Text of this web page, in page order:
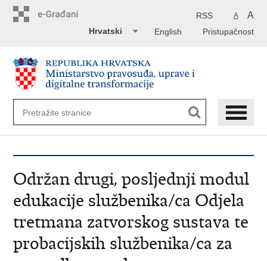
A A
RSS
Pristupačnost
English
Hrvatski
Održan drugi, posljednji modul
edukacije službenika/ca Odjela
tretmana zatvorskog sustava te
probacijskih službenika/ca za